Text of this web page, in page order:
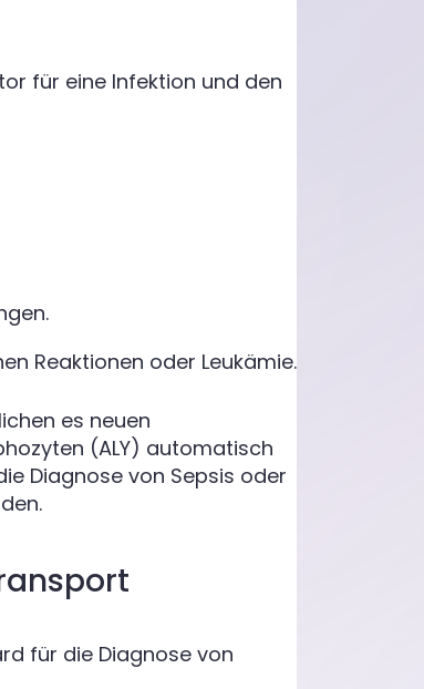
für eine Infektion und den
Reaktionen oder Leukämie.
es neuen
(ALY) automatisch
Diagnose von Sepsis oder
für die Diagnose von